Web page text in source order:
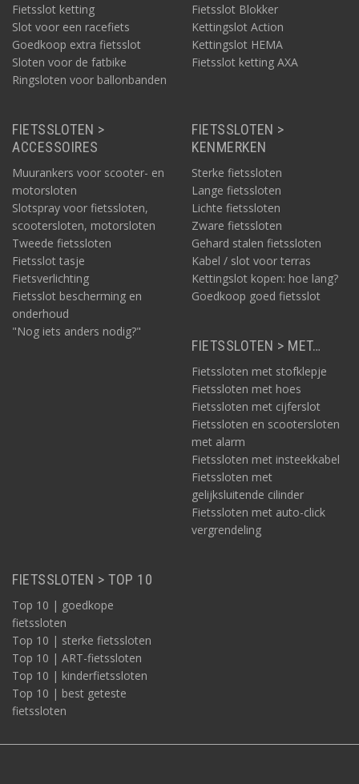
Fietsslot ketting
Slot voor een racefiets
Goedkoop extra fietsslot
Sloten voor de fatbike
Ringsloten voor ballonbanden
Fietsslot Blokker
Kettingslot Action
Kettingslot HEMA
Fietsslot ketting AXA
FIETSSLOTEN >
ACCESSOIRES
Muurankers voor scooter- en
motorsloten
Slotspray voor fietssloten,
scootersloten, motorsloten
Tweede fietssloten
Fietsslot tasje
Fietsverlichting
Fietsslot bescherming en
onderhoud
"Nog iets anders nodig?"
FIETSSLOTEN >
KENMERKEN
Sterke fietssloten
Lange fietssloten
Lichte fietssloten
Zware fietssloten
Gehard stalen fietssloten
Kabel / slot voor terras
Kettingslot kopen: hoe lang?
Goedkoop goed fietsslot
FIETSSLOTEN > MET…
Fietssloten met stofklepje
Fietssloten met hoes
Fietssloten met cijferslot
Fietssloten en scootersloten
met alarm
Fietssloten met insteekkabel
Fietssloten met
gelijksluitende cilinder
Fietssloten met auto-click
vergrendeling
FIETSSLOTEN > TOP 10
Top 10 | goedkope
fietssloten
Top 10 | sterke fietssloten
Top 10 | ART-fietssloten
Top 10 | kinderfietssloten
Top 10 | best geteste
fietssloten